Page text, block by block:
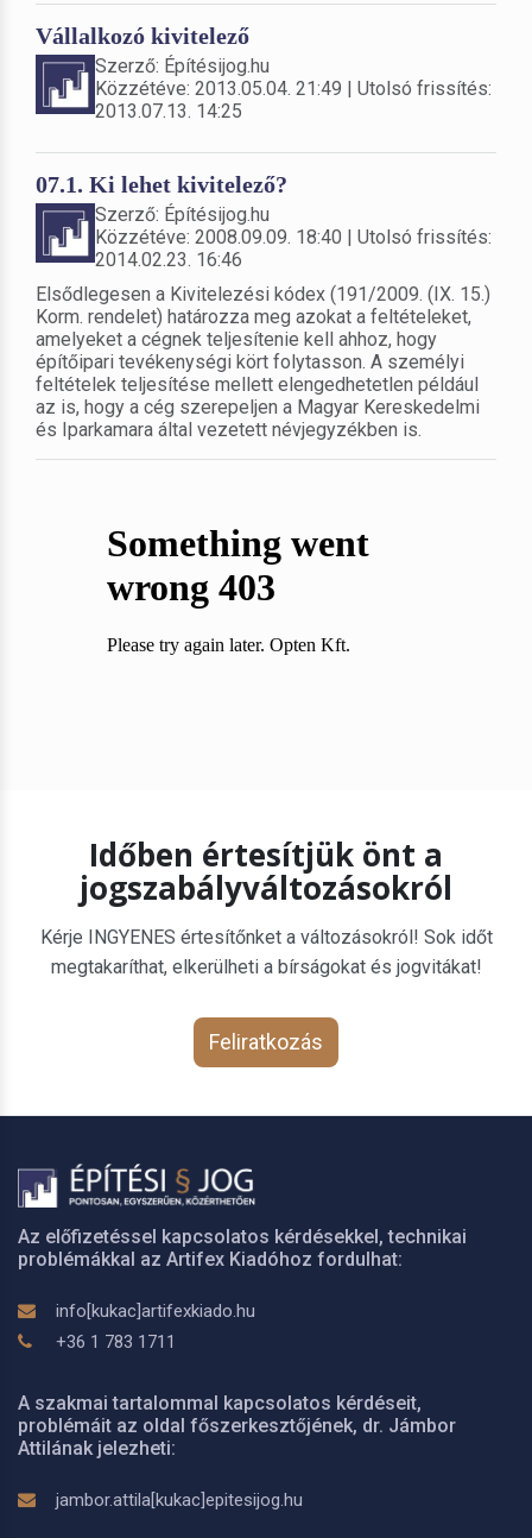
Vállalkozó kivitelező
Szerző: Építésijog.hu
Közzétéve: 2013.05.04. 21:49 | Utolsó frissítés:
2013.07.13. 14:25
07.1. Ki lehet kivitelező?
Szerző: Építésijog.hu
Közzétéve: 2008.09.09. 18:40 | Utolsó frissítés:
2014.02.23. 16:46
Elsődlegesen a Kivitelezési kódex (191/2009. (IX. 15.)
Korm. rendelet) határozza meg azokat a feltételeket,
amelyeket a cégnek teljesítenie kell ahhoz, hogy
építőipari tevékenységi kört folytasson. A személyi
feltételek teljesítése mellett elengedhetetlen például
az is, hogy a cég szerepeljen a Magyar Kereskedelmi
és Iparkamara által vezetett névjegyzékben is.
Időben értesítjük önt a
jogszabályváltozásokról
Kérje INGYENES értesítőnket a változásokról! Sok időt
megtakaríthat, elkerülheti a bírságokat és jogvitákat!
Feliratkozás
Az előfizetéssel kapcsolatos kérdésekkel, technikai
problémákkal az Artifex Kiadóhoz fordulhat:
info[kukac]artifexkiado.hu
+36 1 783 1711
A szakmai tartalommal kapcsolatos kérdéseit,
problémáit az oldal főszerkesztőjének, dr. Jámbor
Attilának jelezheti:
jambor.attila[kukac]epitesijog.hu